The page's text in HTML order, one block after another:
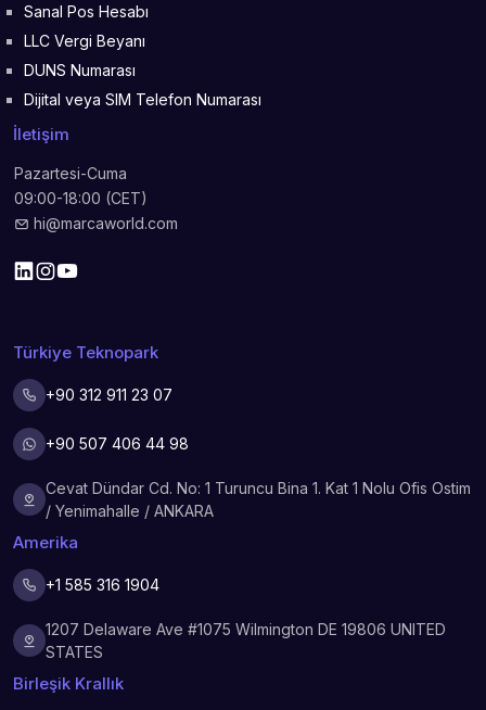
Sanal Pos Hesabı
LLC Vergi Beyanı
DUNS Numarası
Dijital veya SIM Telefon Numarası
İletişim
Pazartesi-Cuma
09:00-18:00 (CET)
hi@marcaworld.com
Türkiye Teknopark
+90 312 911 23 07
+90 507 406 44 98
Cevat Dündar Cd. No: 1 Turuncu Bina 1. Kat 1 Nolu Ofis Ostim
/ Yenimahalle / ANKARA
Amerika
+1 585 316 1904
1207 Delaware Ave #1075 Wilmington DE 19806 UNITED
STATES
Birleşik Krallık